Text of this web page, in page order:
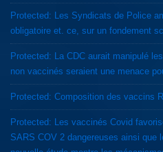
Protected: Les Syndicats de Police
obligatoire et. ce, sur un fondement
Protected: La CDC aurait manipulé
non vaccinés seraient une menace
Protected: Composition des vaccins
Protected: Les vaccinés Covid favoriseraient l’évolution des mutations
SARS COV 2 dangereuses ainsi que